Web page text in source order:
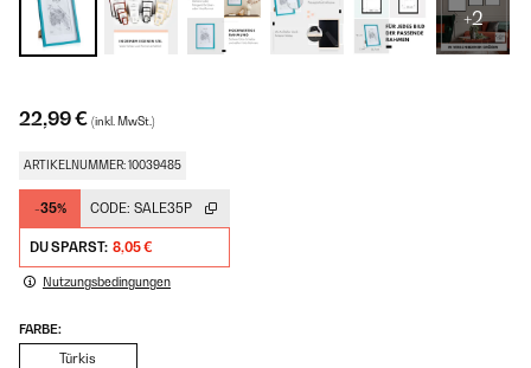
+2
22,99 € (inkl. MwSt.)
ARTIKELNUMMER: 10039485
-35% CODE: SALE35P
DU SPARST: 8,05 €
Nutzungsbedingungen
FARBE:
Türkis